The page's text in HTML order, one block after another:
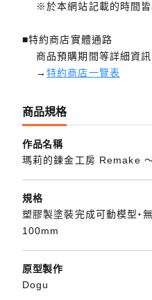
※於本網站記載的時間皆
■特約商店實體通路
商品預購期間等詳細資訊
→特約商店一覽表
商品規格
作品名稱
瑪莉的鍊金工房 Remake
規格
塑膠製塗裝完成可動模型・
100mm
原型製作
Dogu